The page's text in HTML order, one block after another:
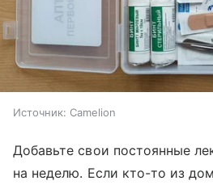
Источник: Camelion
Добавьте свои постоянные
на неделю. Если кто-то из